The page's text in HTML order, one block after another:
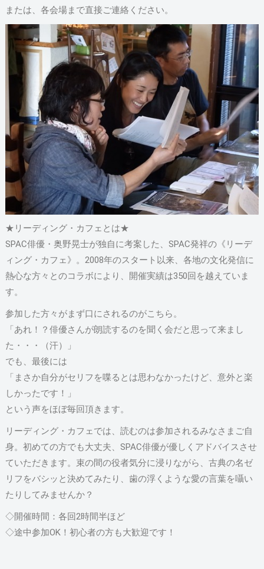
または、各会場まで直接ご連絡ください。
★リーディング・カフェとは★
SPAC俳優・奥野晃士が独自に考案した、SPAC発祥の《リーデ
ィング・カフェ》。2008年のスタート以来、各地の文化発信に
熱心な方々とのコラボにより、開催実績は350回を越えていま
す。
参加した方々がまず口にされるのがこちら。
「あれ！？俳優さんが朗読するのを聞く会だと思って来まし
た・・・（汗）」
でも、最後には
「まさか自分がセリフを喋るとは思わなかったけど、意外と楽
しかったです！」
という声をほぼ毎回頂きます。
リーディング・カフェでは、読むのは参加されるみなさまご自
身。初めての方でも大丈夫、SPAC俳優が優しくアドバイスさせ
ていただきます。束の間の役者気分に浸りながら、古典の名ゼ
リフをバシッと決めてみたり、歯の浮くような愛の言葉を囁い
たりしてみませんか？
◇開催時間：各回2時間半ほど
◇途中参加OK！初心者の方も大歓迎です！